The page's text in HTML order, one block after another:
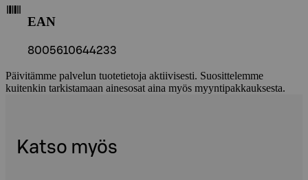
EAN
8005610644233
Päivitämme palvelun tuotetietoja aktiivisesti. Suosittelemme
kuitenkin tarkistamaan ainesosat aina myös myyntipakkauksesta.
Katso myös